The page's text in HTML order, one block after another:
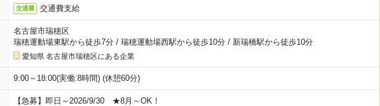
交通費 交通費支給
名古屋市瑞穂区
瑞穂運動場東駅から徒歩7分/ 瑞穂運動場西駅から徒歩10分/ 新瑞橋駅から徒歩10分
愛知県 名古屋市瑞穂区にある企業
9:00～18:00(実働:8時間) (休憩60分)
【急募】即日～2026/9/30 ★8月～OK！